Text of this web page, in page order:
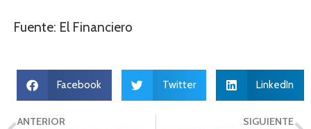
Fuente: El Financiero
Facebook Twitter LinkedIn
ANTERIOR SIGUIENTE